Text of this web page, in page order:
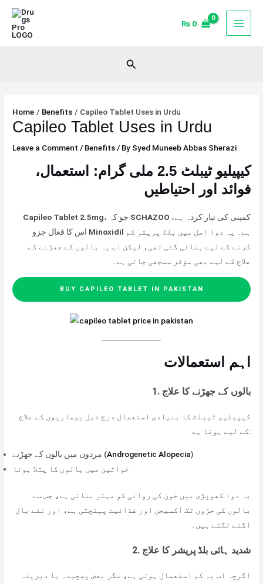
Skip
content
₨ 0
Search
Home Benefits Capileo Tablet Uses in Urdu
Capileo Tablet Uses in Urdu
Leave a Comment / Benefits/ By Syed Muneeb Abbas Sherazi
کیپیلیو ٹیبلٹ 2.5 ملی گرام: استعمال،
فوائد اور احتیاطیں
Capileo Tablet 2.5mg SCHAZOO
Minoxidil
کرنے کے لیے بنائی گئی تھی، لیکن اب یہ بالوں کے جھڑنے کے
علاج کے لیے بھی مؤثر سمجھی جاتی ہے۔
BUY CAPILEO TABLET IN PAKISTAN
اہم استعمالات
1. بالوں کے جھڑنے کا علاج
کیپیلیو ٹیبلٹ کا بنیادی استعمال درج ذیل بیماریوں کے علاج
کے لیے ہوتا ہے:
مردوں میں بالوں کے جھڑنے (Androgenetic Alopecia)
خواتین میں بالوں کا پتلا ہونا
یہ دوا کھوپڑی میں خون کی روانی کو بہتر بناتی ہے، جس سے
بالوں کی جڑوں تک آکسیجن اور غذائیت پہنچتی ہے، اور نئے بال
اگنے لگتے ہیں۔
2. شدید ہائی بلڈ پریشر کا علاج
اگرچہ اب یہ کم استعمال ہوتی ہے، مگر بعض پیچیدہ یا دیرینہ
here..